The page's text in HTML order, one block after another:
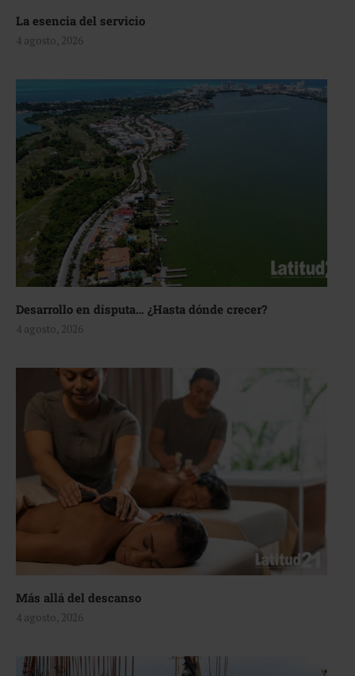
La esencia del servicio
4 agosto, 2026
Desarrollo en disputa… ¿Hasta dónde crecer?
4 agosto, 2026
Más allá del descanso
4 agosto, 2026